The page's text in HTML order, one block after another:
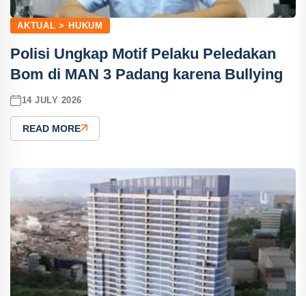
AKTUAL > HUKUM
Polisi Ungkap Motif Pelaku Peledakan
Bom di MAN 3 Padang karena Bullying
14 JULY 2026
READ MORE